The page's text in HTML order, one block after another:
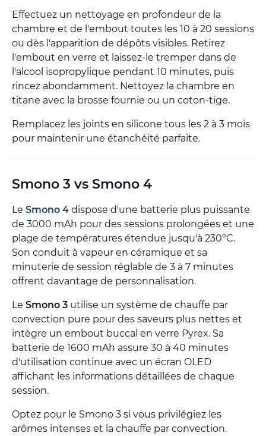
Effectuez un nettoyage en profondeur de la
chambre et de l'embout toutes les 10 à 20 sessions
ou dès l'apparition de dépôts visibles. Retirez
l'embout en verre et laissez-le tremper dans de
l'alcool isopropylique pendant 10 minutes, puis
rincez abondamment. Nettoyez la chambre en
titane avec la brosse fournie ou un coton-tige.
Remplacez les joints en silicone tous les 2 à 3 mois
pour maintenir une étanchéité parfaite.
Smono 3 vs Smono 4
Le Smono 4 dispose d'une batterie plus puissante
de 3000 mAh pour des sessions prolongées et une
plage de températures étendue jusqu'à 230°C.
Son conduit à vapeur en céramique et sa
minuterie de session réglable de 3 à 7 minutes
offrent davantage de personnalisation.
Le Smono 3 utilise un système de chauffe par
convection pure pour des saveurs plus nettes et
intègre un embout buccal en verre Pyrex. Sa
batterie de 1600 mAh assure 30 à 40 minutes
d'utilisation continue avec un écran OLED
affichant les informations détaillées de chaque
session.
Optez pour le Smono 3 si vous privilégiez les
arômes intenses et la chauffe par convection.